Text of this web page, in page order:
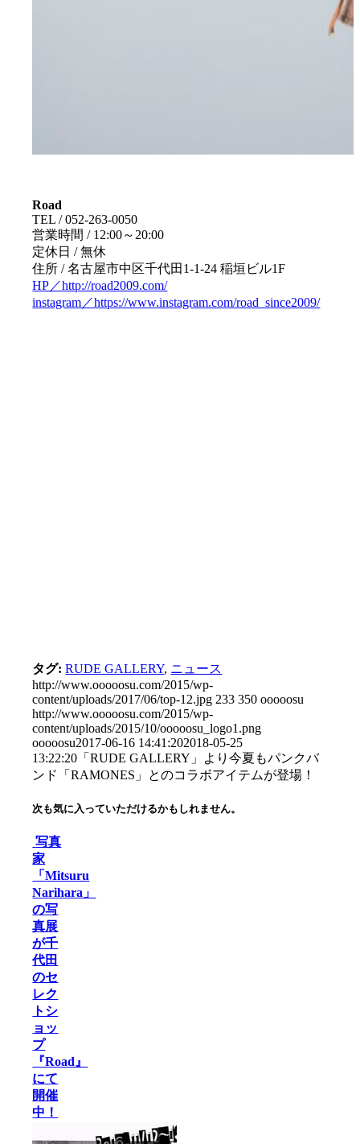
Road
TEL / 052-263-0050
営業時間 / 12:00～20:00
定休日 / 無休
住所 / 名古屋市中区千代田1-1-24 稲垣ビル1F
HP／http://road2009.com/
instagram／https://www.instagram.com/road_since2009/
タグ: RUDE GALLERY, ニュース
http://www.ooooosu.com/2015/wp-
content/uploads/2017/06/top-12.jpg 233 350 ooooosu
http://www.ooooosu.com/2015/wp-
content/uploads/2015/10/ooooosu_logo1.png
ooooosu2017-06-16 14:41:202018-05-25
13:22:20 「RUDE GALLERY」より今夏もパンクバ
ンド「RAMONES」とのコラボアイテムが登場！
次も気に入っていただけるかもしれません。
写真
家
「Mitsuru
Narihara」
の写
真展
が千
代田
のセ
レク
トシ
ョッ
プ
『Road』
にて
開催
中！